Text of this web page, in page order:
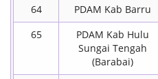
64 PDAM Kab Barru
65
PDAM Kab Hulu
Sungai Tengah
(Barabai)